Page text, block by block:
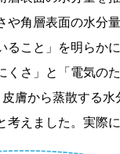
や角層表面の水分
ること」を明らか
くさ」と「電気の
膚から蒸散する
えました。 実際